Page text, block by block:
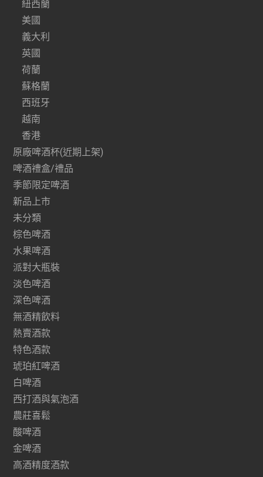
紐西蘭
美國
義大利
英國
荷蘭
蘇格蘭
西班牙
越南
香港
原廠啤酒杯(近期上架)
啤酒禮盒/禮品
季節限定啤酒
新品上市
未分類
棕色啤酒
水果啤酒
派對大瓶裝
淡色啤酒
深色啤酒
無酒精飲料
熱賣酒款
特色酒款
琥珀紅啤酒
白啤酒
西打酒與氣泡酒
農莊喜鬆
酸啤酒
金啤酒
高酒精度酒款